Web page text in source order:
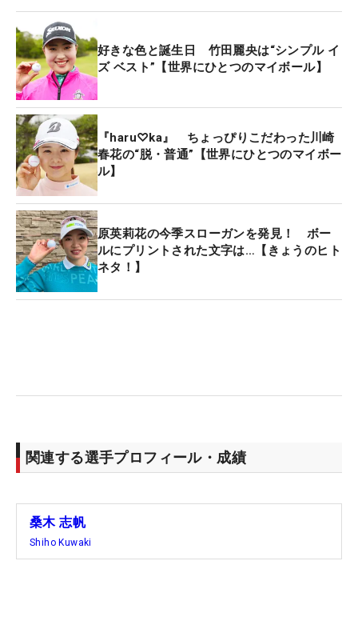
個人インスタグラム、X（旧Twitter）ともに桑木志
帆、略して“kuwashiho”で活動している。オウンネ
ームの新デザインはそこから着想を得た形だ。
「変えてからの変化はあまりないです（笑）」と笑
ったが、ファンにとっては気になる新情報だろう。
好きな色と誕生日 竹田麗央は“シンプル イ
ズ ベスト”【世界にひとつのマイボール】
『haru♡ka』 ちょっぴりこだわった川崎
春花の“脱・普通”【世界にひとつのマイボー
ル】
原英莉花の今季スローガンを発見！ ボー
ルにプリントされた文字は…【きょうのヒト
ネタ！】
関連する選手プロフィール・成績
桑木 志帆
Shiho Kuwaki